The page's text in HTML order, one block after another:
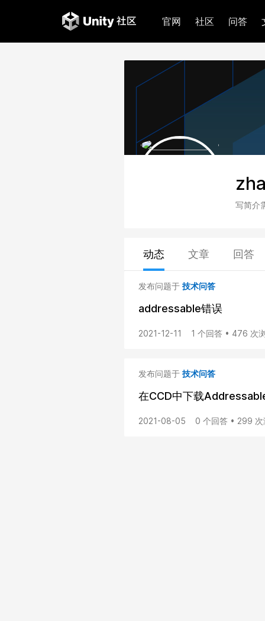
官网 社区 问答
写简介
动态 文章 回答
发布问题于 技术问答
addressable错误
2021-12-11 1 个回答 • 476 次
发布问题于 技术问答
在CCD中下载
2021-08-05 0 个回答 • 299 次